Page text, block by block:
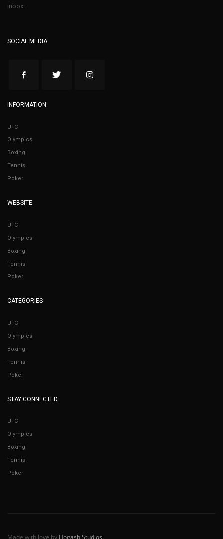
inbox.
SOCIAL MEDIA
INFORMATION
UFC
Olympics
Boxing
Tennis
Poker
WEBSITE
UFC
Olympics
Boxing
Tennis
Poker
CATEGORIES
UFC
Olympics
Boxing
Tennis
Poker
STAY CONNECTED
UFC
Olympics
Boxing
Tennis
Poker
Made with love by Hogash Studios.